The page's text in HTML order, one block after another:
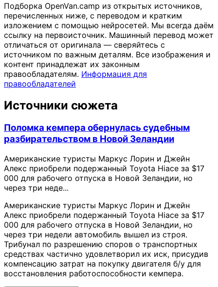
Подборка OpenVan.camp из открытых источников,
перечисленных ниже, с переводом и кратким
изложением с помощью нейросетей. Мы всегда даём
ссылку на первоисточник. Машинный перевод может
отличаться от оригинала — сверяйтесь с
источником по важным деталям. Все изображения и
контент принадлежат их законным
правообладателям. Информация для
правообладателей
Источники сюжета
Поломка кемпера обернулась судебным
разбирательством в Новой Зеландии
Американские туристы Маркус Лорин и Джейн
Алекс приобрели подержанный Toyota Hiace за $17
000 для рабочего отпуска в Новой Зеландии, но
через три неде...
Американские туристы Маркус Лорин и Джейн
Алекс приобрели подержанный Toyota Hiace за $17
000 для рабочего отпуска в Новой Зеландии, но
через три недели автомобиль вышел из строя.
Трибунал по разрешению споров о транспортных
средствах частично удовлетворил их иск, присудив
компенсацию затрат на покупку двигателя б/у для
восстановления работоспособности кемпера.